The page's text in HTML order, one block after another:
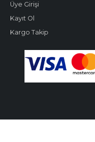
Üye Girişi
Kayıt Ol
Kargo Takip